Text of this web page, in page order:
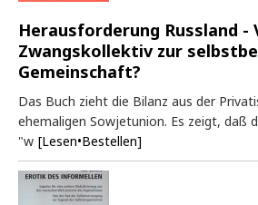
Herausforderung Russland -
Zwangskollektiv zur
Gemeinschaft?
Das Buch zieht die Bilanz aus der
ehemaligen Sowjetunion. Es zeigt, daß
"w [Lesen•Bestellen]